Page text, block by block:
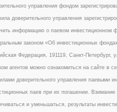
управления фондом
доверительного управления
информацию о паевом инвестиционном
законом «Об инвестиционных
Федерация, 191119, Санкт-
агентов можно ознакомиться на сайте в
доверительного управления паевыми
паев при их погашении.
и уменьшаться, результаты